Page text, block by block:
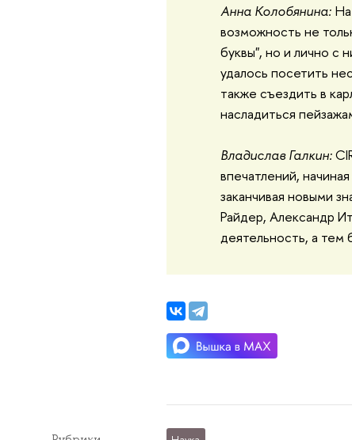
Анна Колобянина:
возможность не
буквы", но и лично с
удалось посетить
также съездить в
насладиться
Владислав Галкин:
впечатлений,
заканчивая новыми
Райдер, Александр
деятельность, а